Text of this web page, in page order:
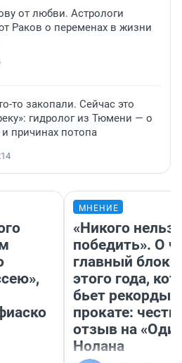
от любви. Астрологи
Раков о переменах в жизни
то закопали. Сейчас это
гидролог из Тюмени — о
причинах потопа
МНЕНИЕ
«Никого нельзя
победить». О
главный
этого года,
бьет рекорды в
прокате:
отзыв на
Нолана